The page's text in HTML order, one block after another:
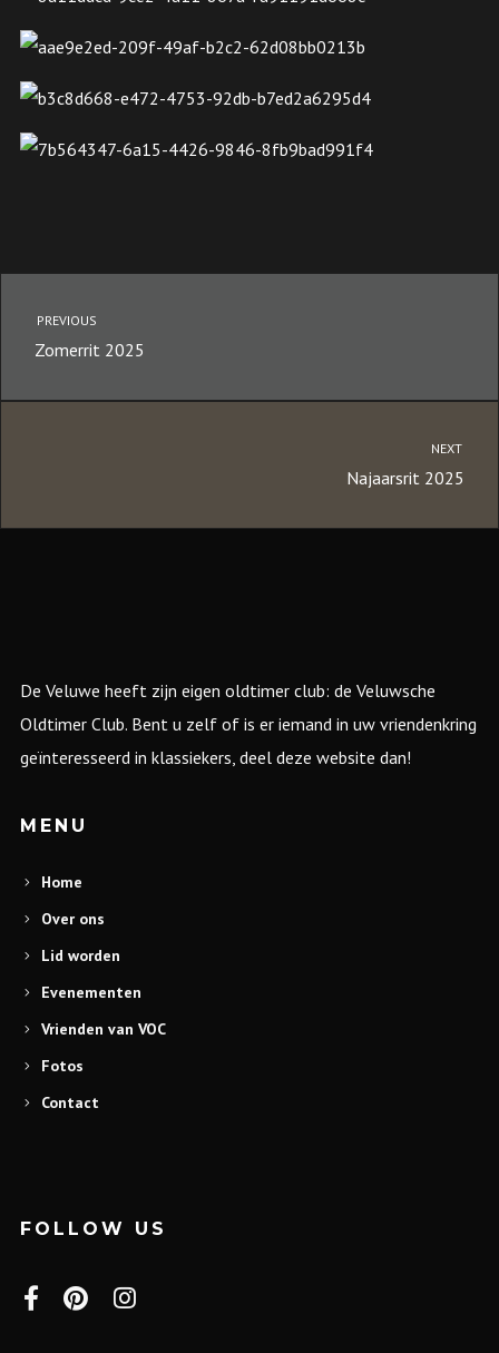
PREVIOUS
Zomerrit 2025
NEXT
Najaarsrit 2025
De Veluwe heeft zijn eigen oldtimer club: de Veluwsche
Oldtimer Club. Bent u zelf of is er iemand in uw vriendenkring
geïnteresseerd in klassiekers, deel deze website dan!
MENU
Home
Over ons
Lid worden
Evenementen
Vrienden van VOC
Fotos
Contact
FOLLOW US